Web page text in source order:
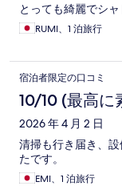
とっても綺麗でシャ
RUMI、1 泊旅行
宿泊者限定の口コミ
10/10 (最高に
2026 年 4 月 2 日
清掃も行き届き、
たです。
EMI、1 泊旅行